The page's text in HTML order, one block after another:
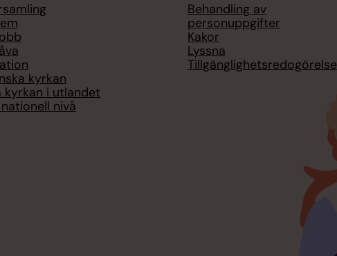
kyrkan
kyrkan i utlandet
nivå
Behandling av
personuppgifter
Kakor
Lyssna
Tillgänglighetsredogörelse